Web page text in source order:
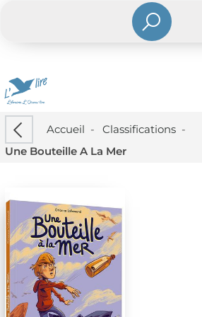
Accueil - Classifications-
Une Bouteille A La Mer